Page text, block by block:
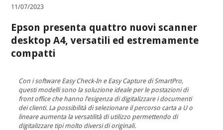
11/07/2023
Epson presenta quattro nuovi scanner
desktop A4, versatili ed estremamente
compatti
Con i software Easy Check-In e Easy Capture di SmartPro,
questi modelli sono la soluzione ideale per le postazioni di
front office che hanno l’esigenza di digitalizzare i documenti
dei clienti. La possibilità di selezionare il percorso carta a U o
lineare aumenta la versatilità di utilizzo permettendo di
digitalizzare tipi molto diversi di originali.